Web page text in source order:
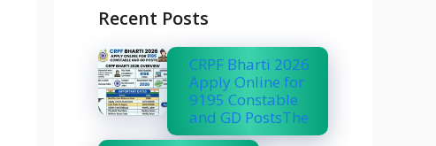
Recent Posts
CRPF Bharti 2026
Apply Online for
9195 Constable
and GD PostsThe